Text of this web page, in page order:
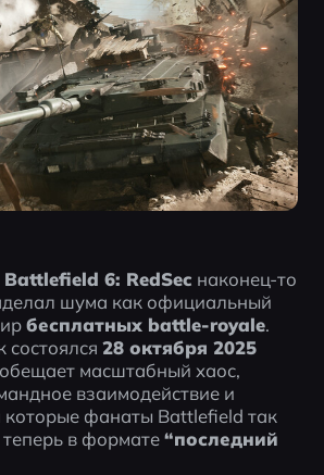
Battlefield 6: RedSec наконец-то
шума как официальный
бесплатных battle-royale.
28 октября 2025
обещает масштабный хаос,
взаимодействие и
которые фанаты Battlefield так
в формате “последний